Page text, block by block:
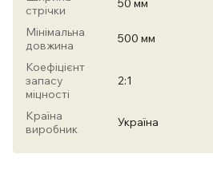
стрічки
50 мм
Мінімальна
довжина
500 мм
Коефіцієнт
запасу
міцності
2:1
Країна
виробник
Україна